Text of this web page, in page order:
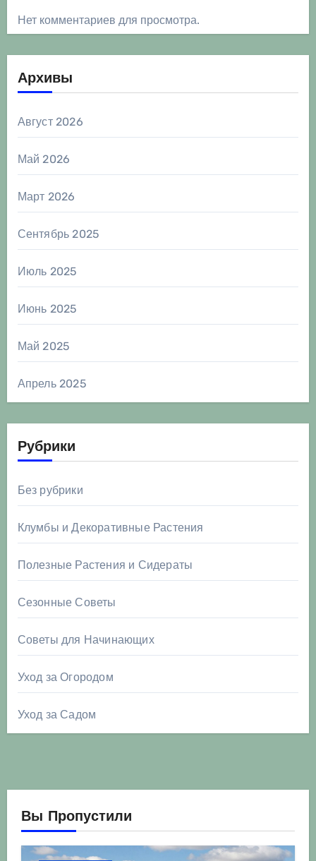
Нет комментариев для просмотра.
Архивы
Август 2026
Май 2026
Март 2026
Сентябрь 2025
Июль 2025
Июнь 2025
Май 2025
Апрель 2025
Рубрики
Без рубрики
Клумбы и Декоративные Растения
Полезные Растения и Сидераты
Сезонные Советы
Советы для Начинающих
Уход за Огородом
Уход за Садом
Вы Пропустили